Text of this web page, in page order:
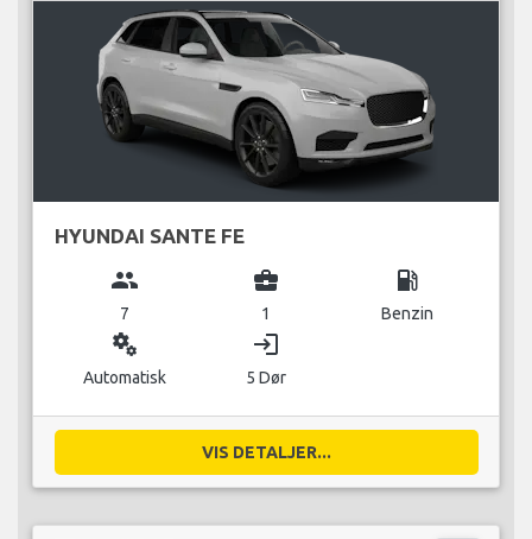
HYUNDAI SANTE FE
group
7
business_center
1
local_gas_station
Benzin
miscellaneous_services
Automatisk
login
5 Dør
VIS DETALJER...